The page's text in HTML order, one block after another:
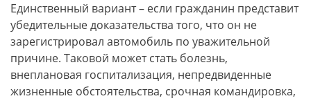
Единственный вариант – если гражданин представит
убедительные доказательства того, что он не
зарегистрировал автомобиль по уважительной
причине. Таковой может стать болезнь,
внеплановая госпитализация, непредвиденные
жизненные обстоятельства, срочная командировка,